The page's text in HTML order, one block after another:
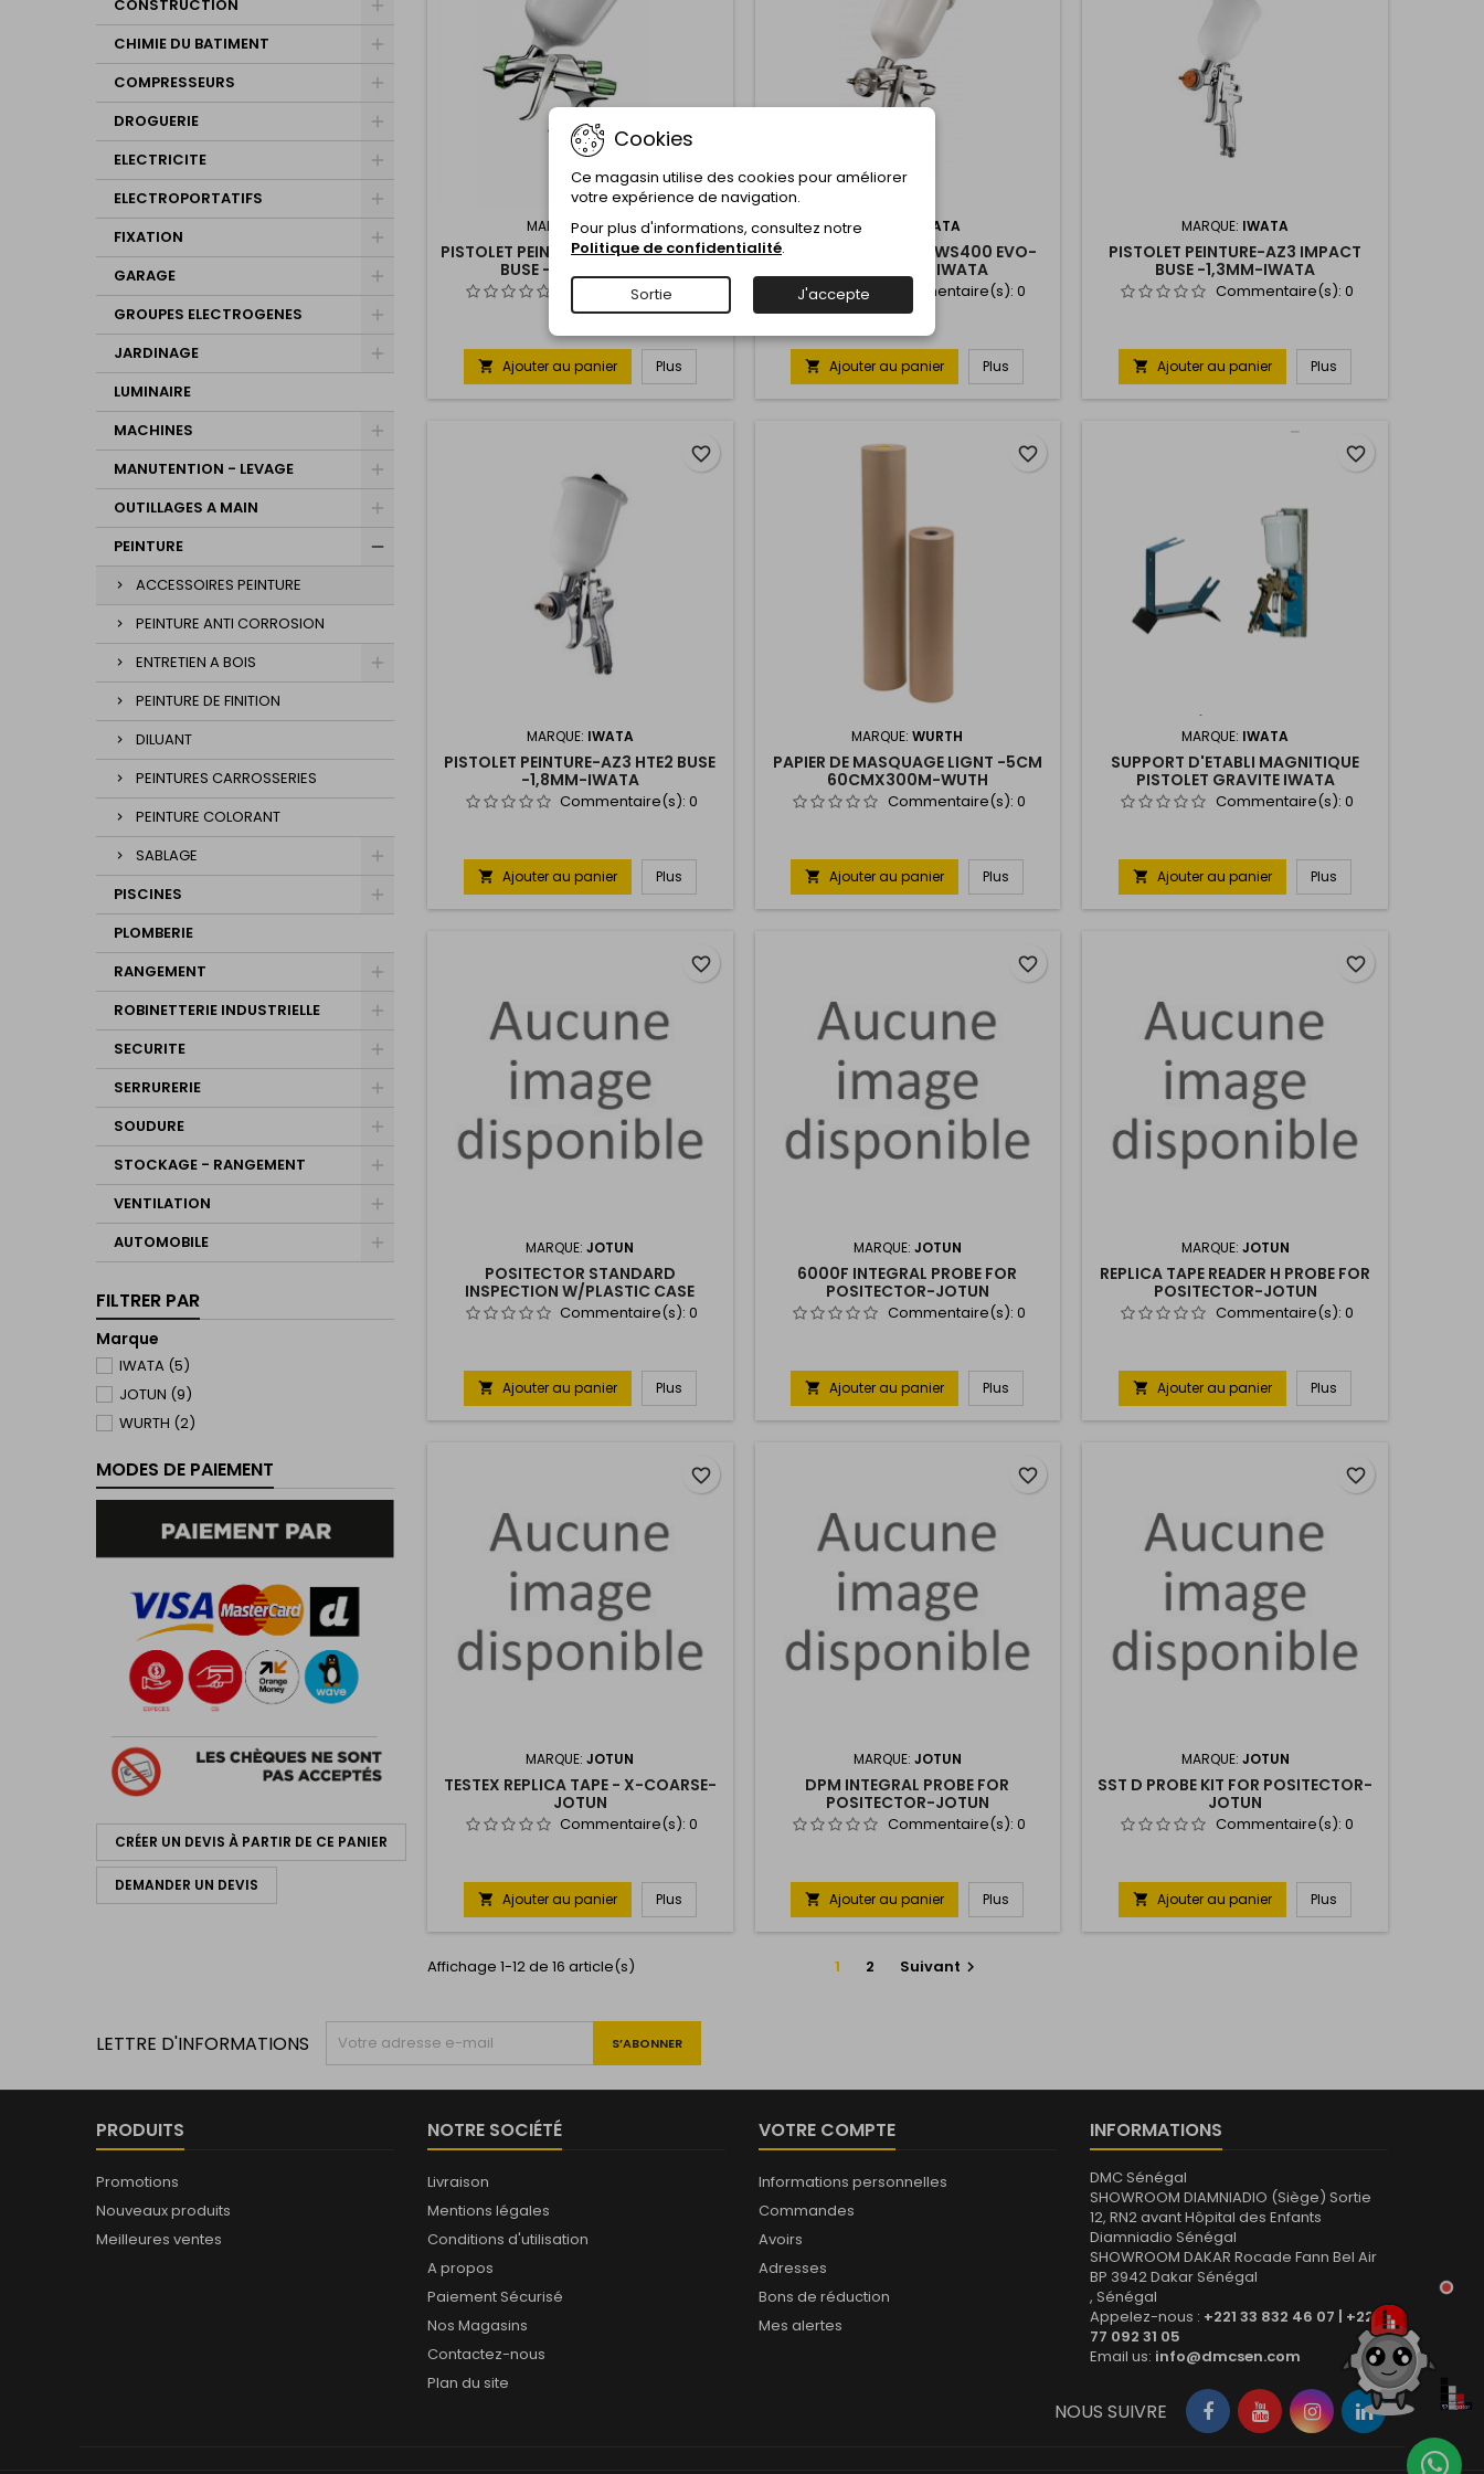
CONSTRUCTION
CHIMIE DU BATIMENT
COMPRESSEURS
DROGUERIE
ELECTRICITE
ELECTROPORTATIFS
FIXATION
GARAGE
GROUPES ELECTROGENES
JARDINAGE
LUMINAIRE
MACHINES
MANUTENTION - LEVAGE
OUTILLAGES A MAIN
PEINTURE
ACCESSOIRES PEINTURE
PEINTURE ANTI CORROSION
ENTRETIEN A BOIS
PEINTURE DE FINITION
DILUANT
PEINTURES CARROSSERIES
PEINTURE COLORANT
SABLAGE
PISCINES
PLOMBERIE
RANGEMENT
ROBINETTERIE INDUSTRIELLE
SECURITE
SERRURERIE
SOUDURE
STOCKAGE - RANGEMENT
VENTILATION
AUTOMOBILE
FILTRER PAR
Marque
IWATA (5)
JOTUN (9)
WURTH (2)
MODES DE PAIEMENT
CRÉER UN DEVIS À PARTIR DE CE PANIER
DEMANDER UN DEVIS
MARQUE:IWATA
PISTOLET PEINTURE-LS400 ENTECH-
BUSE -1,3MM-IWATA
Commentaire(s):
 Ajouter au panier Plus
MARQUE: IWATA
PISTOLET PEINTURE-WS400 EVO-
BUSE -1,4MM-IWATA
Commentaire(s): 0
 Ajouter au panier Plus
MARQUE: IWATA
PISTOLET PEINTURE-AZ3 IMPACT
BUSE -1,3MM-IWATA
Commentaire(s): 0
 Ajouter au panier Plus
MARQUE: IWATA
PISTOLET PEINTURE-AZ3 HTE2 BUSE
-1,8MM-IWATA
Commentaire(s):0
 Ajouter au panier Plus
favorite_border
MARQUE:WURTH
PAPIER DE MASQUAGE LIGNT -5CM
60CMX300M-WUTH
Commentaire(s): 0
 Ajouter au panier Plus
favorite_border
MARQUE: IWATA
SUPPORT D'ETABLI MAGNITIQUE
PISTOLET GRAVITE IWATA
Commentaire(s): 0
 Ajouter au panier Plus
favorite_border
MARQUE:JOTUN
POSITECTOR STANDARD
INSPECTION W/PLASTIC CASE
Commentaire(s):0
 Ajouter au panier Plus
favorite_border
MARQUE: JOTUN
6000F INTEGRAL PROBE FOR
POSITECTOR-JOTUN
Commentaire(s): 0
 Ajouter au panier Plus
favorite_border
MARQUE: JOTUN
REPLICA TAPE READER H PROBE FOR
POSITECTOR-JOTUN
Commentaire(s): 0
 Ajouter au panier Plus
favorite_border
MARQUE:JOTUN
TESTEX REPLICA TAPE - X-COARSE-
JOTUN
Commentaire(s):0
 Ajouter au panier Plus
favorite_border
MARQUE: JOTUN
DPM INTEGRAL PROBE FOR
POSITECTOR-JOTUN
Commentaire(s): 0
 Ajouter au panier Plus
favorite_border
MARQUE: JOTUN
SST D PROBE KIT FOR POSITECTOR-
JOTUN
Commentaire(s): 0
 Ajouter au panier Plus
favorite_border
Affichage 1-12 de 16 article(s) 1 2 Suivant 
LETTRE D'INFORMATIONS
PRODUITS
Promotions
Nouveaux produits
Meilleures ventes
NOTRE SOCIÉTÉ
Livraison
Mentions légales
Conditions d'utilisation
A propos
Paiement Sécurisé
Nos Magasins
Contactez-nous
Plan du site
VOTRE COMPTE
Informations personnelles
Commandes
Avoirs
Adresses
Bons de réduction
Mes alertes
INFORMATIONS
DMC Sénégal
SHOWROOM DIAMNIADIO (Siège) Sortie
12, RN2 avant Hôpital des Enfants
Diamniadio Sénégal
SHOWROOM DAKAR Rocade Fann Bel Air
BP 3942 Dakar Sénégal
, Sénégal
Appelez-nous : +221 33 832 46 07 | +221
77 092 31 05
Email us: info@dmcsen.com
Cookies
Ce magasin utilise des cookies pour améliorer
votre expérience de navigation.
Pour plus d'informations, consultez notre
Politique de confidentialité.
Sortie J'accepte
NOUS SUIVRE